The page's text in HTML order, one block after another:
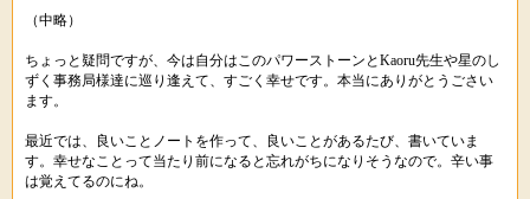
（中略）
ちょっと疑問ですが、今は自分はこのパワーストーンとKaoru先生や星のし
ずく事務局様達に巡り逢えて、すごく幸せです。本当にありがとうごさい
ます。
最近では、良いことノートを作って、良いことがあるたび、書いていま
す。幸せなことって当たり前になると忘れがちになりそうなので。辛い事
は覚えてるのにね。